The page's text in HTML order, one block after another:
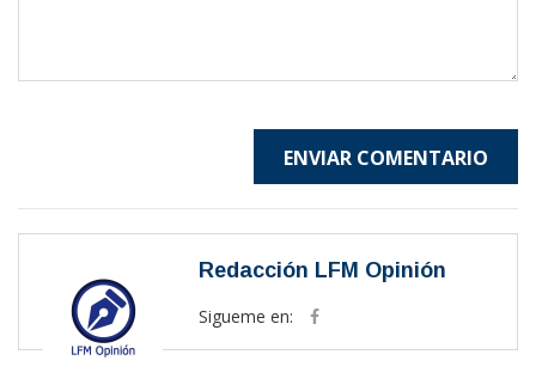
ENVIAR COMENTARIO
Redacción LFM Opinión
Sigueme en: